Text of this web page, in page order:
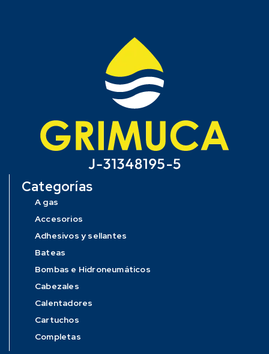
Categorías
A gas
Accesorios
Adhesivos y sellantes
Bateas
Bombas e Hidroneumáticos
Cabezales
Calentadores
Cartuchos
Completas